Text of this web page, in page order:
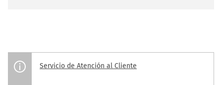
Servicio de Atención al Cliente